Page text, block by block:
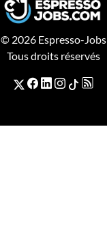
© 2026 Espresso-Jobs
Tous droits réservés